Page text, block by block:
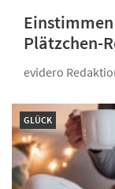
Plätzchen-
evidero
GLÜCK